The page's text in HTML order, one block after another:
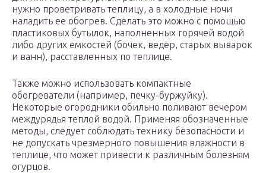
нужно проветривать теплицу, а в холодные ночи
наладить ее обогрев. Сделать это можно с помощью
пластиковых бутылок, наполненных горячей водой
либо других емкостей (бочек, ведер, старых выварок
и ванн), расставленных по теплице.
Также можно использовать компактные
обогреватели (например, печку-буржуйку).
Некоторые огородники обильно поливают вечером
междурядья теплой водой. Применяя обозначенные
методы, следует соблюдать технику безопасности и
не допускать чрезмерного повышения влажности в
теплице, что может привести к различным болезням
огурцов.